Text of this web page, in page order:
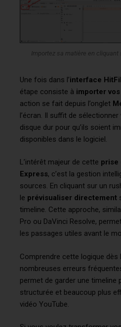
Importez sa matière en
Une fois dans l’interface
étape consiste à importer
action se fait depuis l’onglet
l’écran. Il suffit de
disque dur pour qu’ils soient
disponibles dans le logiciel.
L’intérêt majeur de cette prise
Express, c’est la gestion
sources. En cliquant sur un
le prévisualiser directement
timeline. Cette approche,
Pro ou DaVinci Resolve,
les passages utiles avant le
Comprendre cette logique dès
nombreuses erreurs
permet de garder une timeline
structurée et beaucoup plus
vidéo YouTube.